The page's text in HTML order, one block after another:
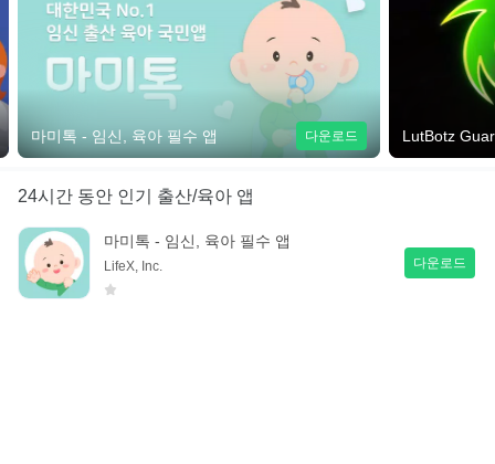
마미톡 - 임신, 육아 필수 앱 다운로드 LutBotz
24시간 동안 인기 출산/육아 앱
마미톡 - 임신, 육아 필수 앱
LifeX, Inc. 다운로드